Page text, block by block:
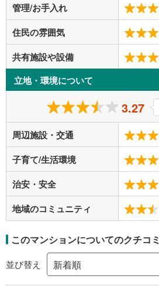
管理/お手入れ
住民の雰囲気
共有施設や設備
立地・環境について
3.27
周辺施設・交通
子育て/生活環境
治安・安全
地域のコミュニティ
このマンションについてのクチコミ
並び替え